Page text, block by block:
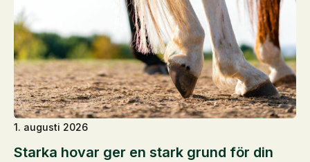
Starka hovar ger en stark grund för din
1. augusti 2026